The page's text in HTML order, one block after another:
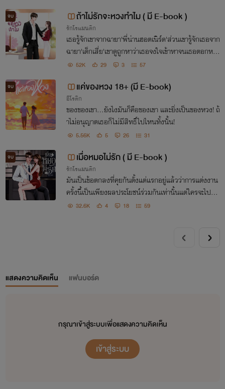
จบ ถ้าไม่รักจะหวงทำไม ( มี E-book )
รักโรแมนติก
เธอรู้จักเขาจากฉายา'พี่น่านฮอตเนิร์ด'ส่วนเขารู้จักเธอจาก
ฉายา'เด็กเสี่ย'เขาดูถูกหาว่าเธอจงใจเข้าหาจนเธอตอกหน้
าไปว่า"อย่างคุณดูก็รู้ว่าไม่แซ่บ"และจากมาแบบเชิดๆ ใคร
52K 29 3 57
จบ แค่ของหวง 18+ (มี E-book)
อีโรติก
ของของเขา...ยังไงมันก็คือของเขา และยิ่งเป็นของหวง! ถ้
าไม่อนุญาตเธอก็ไม่มีสิทธิ์ไปไหนทั้งนั้น!
5.56K 5 26 31
จบ เมื่อหมอไม่รัก ( มี E-book )
รักโรแมนติก
มันเป็นข้อตกลงที่คุยกันตั้งแต่แรกอยู่แล้วว่าการแต่งงาน
ครั้งนี้เป็นเพียงผลประโยชน์ร่วมกันเท่านั้นแต่ใครจะไปคิด
ว่าเธอจะเกิดใจเต้นแรงกับคุณหมอหน้านิ่งที่เป็นสามีตัวเอ
32.6K 4 18 59
แสดงความคิดเห็น แฟนบอร์ด
กรุณาเข้าสู่ระบบเพื่อแสดงความคิดเห็น
เข้าสู่ระบบ